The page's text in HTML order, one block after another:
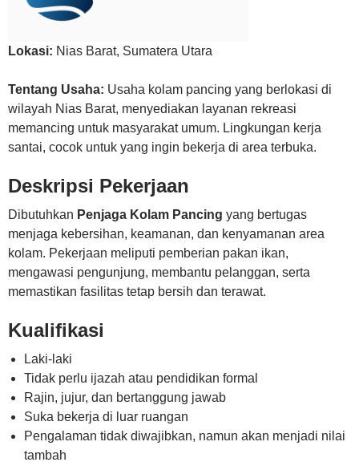
Lokasi: Nias Barat, Sumatera Utara
Tentang Usaha: Usaha kolam pancing yang berlokasi di
wilayah Nias Barat, menyediakan layanan rekreasi
memancing untuk masyarakat umum. Lingkungan kerja
santai, cocok untuk yang ingin bekerja di area terbuka.
Deskripsi Pekerjaan
Dibutuhkan Penjaga Kolam Pancing yang bertugas
menjaga kebersihan, keamanan, dan kenyamanan area
kolam. Pekerjaan meliputi pemberian pakan ikan,
mengawasi pengunjung, membantu pelanggan, serta
memastikan fasilitas tetap bersih dan terawat.
Kualifikasi
Laki-laki
Tidak perlu ijazah atau pendidikan formal
Rajin, jujur, dan bertanggung jawab
Suka bekerja di luar ruangan
Pengalaman tidak diwajibkan, namun akan menjadi nilai
tambah